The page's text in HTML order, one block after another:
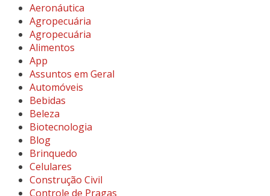
Aeronáutica
Agropecuária
Agropecuária
Alimentos
App
Assuntos em Geral
Automóveis
Bebidas
Beleza
Biotecnologia
Blog
Brinquedo
Celulares
Construção Civil
Controle de Pragas